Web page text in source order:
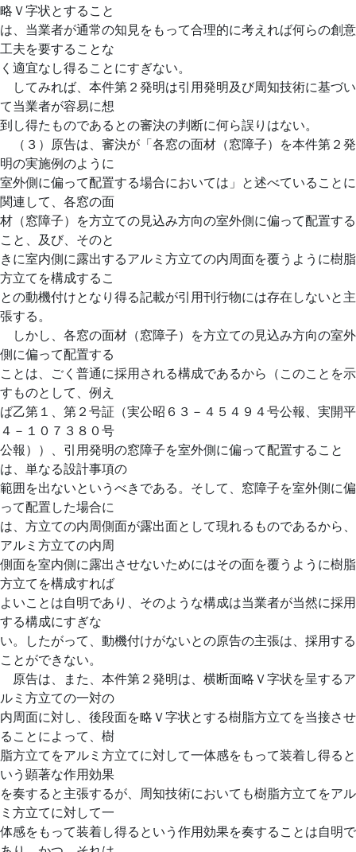
略Ｖ字状とすること
は、当業者が通常の知見をもって合理的に考えれば何らの創意
工夫を要することな
く適宜なし得ることにすぎない。
してみれば、本件第２発明は引用発明及び周知技術に基づい
て当業者が容易に想
到し得たものであるとの審決の判断に何ら誤りはない。
（３）原告は、審決が「各窓の面材（窓障子）を本件第２発
明の実施例のように
室外側に偏って配置する場合においては」と述べていることに
関連して、各窓の面
材（窓障子）を方立ての見込み方向の室外側に偏って配置する
こと、及び、そのと
きに室内側に露出するアルミ方立ての内周面を覆うように樹脂
方立てを構成するこ
との動機付けとなり得る記載が引用刊行物には存在しないと主
張する。
しかし、各窓の面材（窓障子）を方立ての見込み方向の室外
側に偏って配置する
ことは、ごく普通に採用される構成であるから（このことを示
すものとして、例え
ば乙第１、第２号証（実公昭６３－４５４９４号公報、実開平
４－１０７３８０号
公報））、引用発明の窓障子を室外側に偏って配置すること
は、単なる設計事項の
範囲を出ないというべきである。そして、窓障子を室外側に偏
って配置した場合に
は、方立ての内周側面が露出面として現れるものであるから、
アルミ方立ての内周
側面を室内側に露出させないためにはその面を覆うように樹脂
方立てを構成すれば
よいことは自明であり、そのような構成は当業者が当然に採用
する構成にすぎな
い。したがって、動機付けがないとの原告の主張は、採用する
ことができない。
原告は、また、本件第２発明は、横断面略Ｖ字状を呈するア
ルミ方立ての一対の
内周面に対し、後段面を略Ｖ字状とする樹脂方立てを当接させ
ることによって、樹
脂方立てをアルミ方立てに対して一体感をもって装着し得ると
いう顕著な作用効果
を奏すると主張するが、周知技術においても樹脂方立てをアル
ミ方立てに対して一
体感をもって装着し得るという作用効果を奏することは自明で